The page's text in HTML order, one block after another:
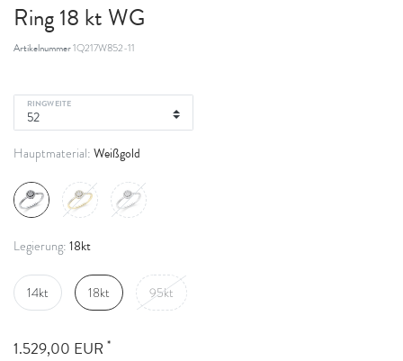
Ring 18 kt WG
Artikelnummer1Q217W852-11
RINGWEITE
Hauptmaterial: Weißgold
Legierung: 18kt
14kt 18kt 95kt
1.529,00 EUR *